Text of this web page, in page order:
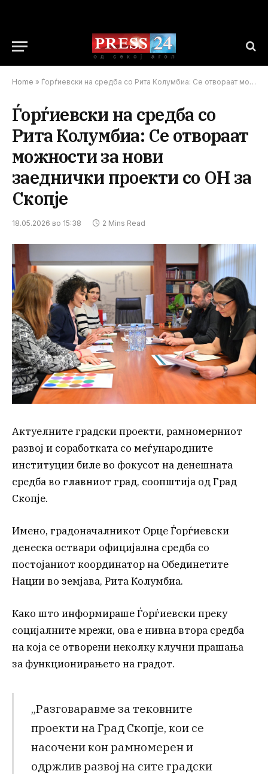
Home » Ѓорѓиевски на средба со Рита Колумбиа: Се отвораат можности за нови заеднички проекти со ОН за Скопје
Ѓорѓиевски на средба со
Рита Колумбиа: Се отвораат
можности за нови
заеднички проекти со ОН за
Скопје
18.05.2026 во 15:38 2 Mins Read
Актуелните градски проекти, рамномерниот
развој и соработката со меѓународните
институции биле во фокусот на денешната
средба во главниот град, соопштија од Град
Скопје.
Имено, градоначалникот Орце Ѓорѓиевски
денеска оствари официјална средба со
постојаниот координатор на Обединетите
Нации во земјава, Рита Колумбиа.
Како што информираше Ѓорѓиевски преку
социјалните мрежи, ова е нивна втора средба
на која се отворени неколку клучни прашања
за функционирањето на градот.
„Разговаравме за тековните
проекти на Град Скопје, кои се
насочени кон рамномерен и
одржлив развој на сите градски